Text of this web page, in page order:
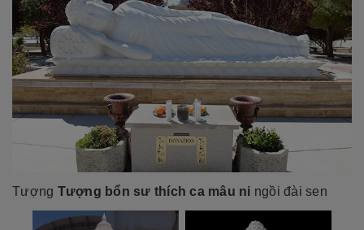
Tượng Tượng bổn sư thích ca mâu ni ngồi đài sen